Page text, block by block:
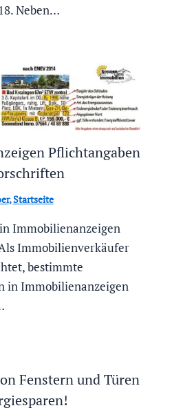
Neben…
Pflichtangaben
,Startseite
Immobilienanzeigen
Immobilienverkäufer
bestimmte
in Immobilienanzeigen
Fenstern und Türen